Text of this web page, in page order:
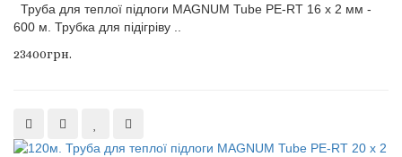
Труба для теплої підлоги MAGNUM Tube PE-RT 16 x 2 мм -
600 м. Трубка для підігріву ..
23400грн.